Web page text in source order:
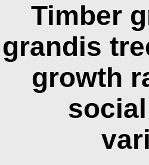
Timber
grandis
growth